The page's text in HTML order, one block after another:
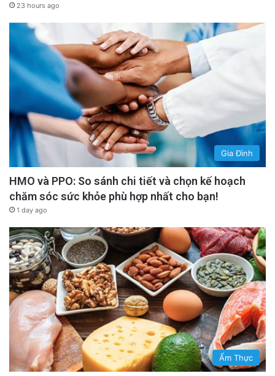
23 hours ago
Gia Đình
HMO và PPO: So sánh chi tiết và chọn kế hoạch
chăm sóc sức khỏe phù hợp nhất cho bạn!
1 day ago
Ẩm Thực